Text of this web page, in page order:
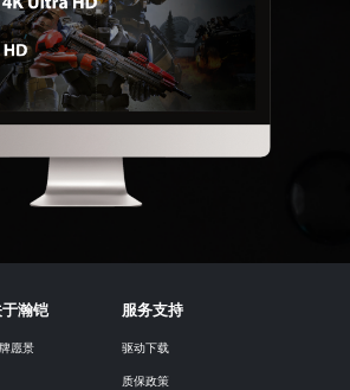
于瀚铠
愿景
服务支持
驱动下载
质保政策